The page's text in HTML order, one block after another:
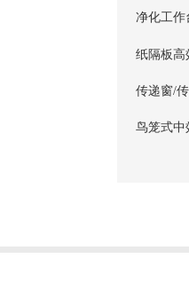
净化工作
纸隔板高
传递窗/
鸟笼式中